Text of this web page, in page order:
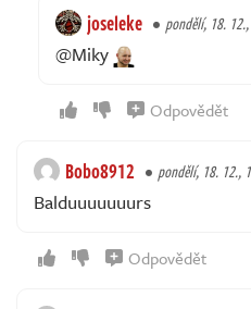
joseleke pondělí, 18.
@Miky
Odpovědět
Bobo8912 pondělí, 18. 12.,
Balduuuuuuurs
Odpovědět